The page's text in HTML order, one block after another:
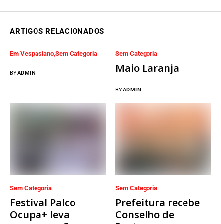
ARTIGOS RELACIONADOS
Em Vespasiano Sem Categoria
BYADMIN
Sem Categoria
Maio Laranja
BYADMIN
Sem Categoria
Festival Palco
Ocupa+ leva
Sem Categoria
Prefeitura recebe
Conselho de